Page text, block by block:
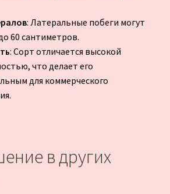
: Латеральные побеги могут
60 сантиметров.
: Сорт отличается высокой
что делает его
для коммерческого
в других